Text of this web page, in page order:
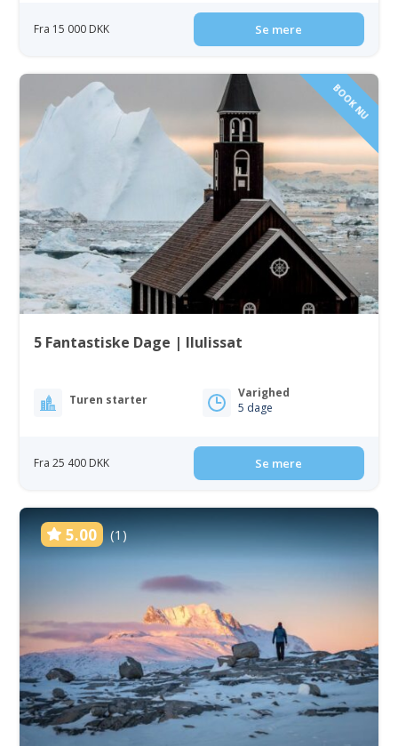
Fra 15 000 DKK Se mere
BOOK NU
5 Fantastiske Dage | Ilulissat
Turen starter
Varighed
5 dage
Fra 25 400 DKK Se mere
5.00 (1)